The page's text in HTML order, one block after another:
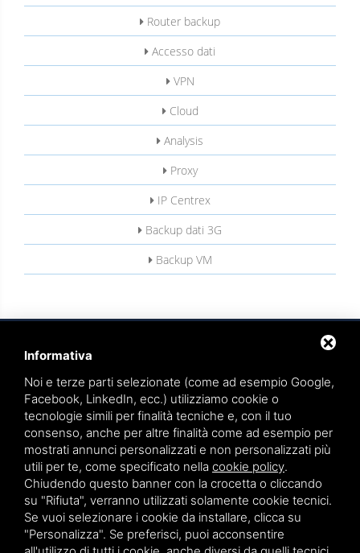
Router backup
Accesso dati
VPN
Cloud
Analysis
Proxy
IP Centrex
Backup dati 3G
Backup VM
TEAMWORK S.R.L. | VIA CANOBIO, 10 - 28100 NOVARA
TEL.0321 391066– FAX 0321 399869
P.IVA. 01836570034
VIA GIOVANNI BATTISTA PIRELLI 9 - 20124 MILANO
TEL.02 36539310
Informativa
Noi e terze parti selezionate (come ad esempio Google,
Facebook, LinkedIn, ecc.) utilizziamo cookie o
tecnologie simili per finalità tecniche e, con il tuo
consenso, anche per altre finalità come ad esempio per
mostrati annunci personalizzati e non personalizzati più
utili per te, come specificato nella cookie policy.
Chiudendo questo banner con la crocetta o cliccando
su "Rifiuta", verranno utilizzati solamente cookie tecnici.
Se vuoi selezionare i cookie da installare, clicca su
"Personalizza". Se preferisci, puoi acconsentire